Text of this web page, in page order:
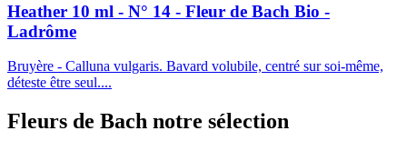
Heather 10 ml - N° 14 - Fleur de Bach Bio -
Ladrôme
Bruyère - Calluna vulgaris. Bavard volubile, centré sur soi-même,
déteste être seul....
Fleurs de Bach notre sélection